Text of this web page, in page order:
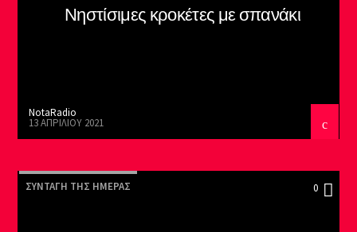
Νηστίσιμες κροκέτες με σπανάκι
NotaRadio
13 ΑΠΡΙΛΊΟΥ 2021
ΣΥΝΤΑΓΉ ΤΗΣ ΗΜΈΡΑΣ 0